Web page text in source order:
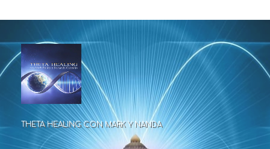
THETA HEALING CON MARK Y NANDA